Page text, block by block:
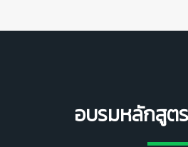
อบรมหลักสูต